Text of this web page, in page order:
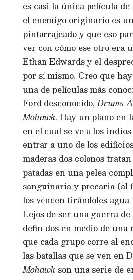
es casi la única película
el enemigo originario es
pintarrajeado y que eso
ver con cómo ese otro era
Ethan Edwards y el
por sí mismo. Creo que
una de películas más
Ford desconocido,Drums
Mohawk. Hay un plano en
en el cual se ve a los
entrar a uno de los
maderas dos colonos
patadas en una pelea
sanguinaria y precaria (al
los vencen tirándoles
Lejos de ser una guerra de
definidos en medio de una
que cada grupo corre al
las batallas que se ven en D
Mohawkson una serie de